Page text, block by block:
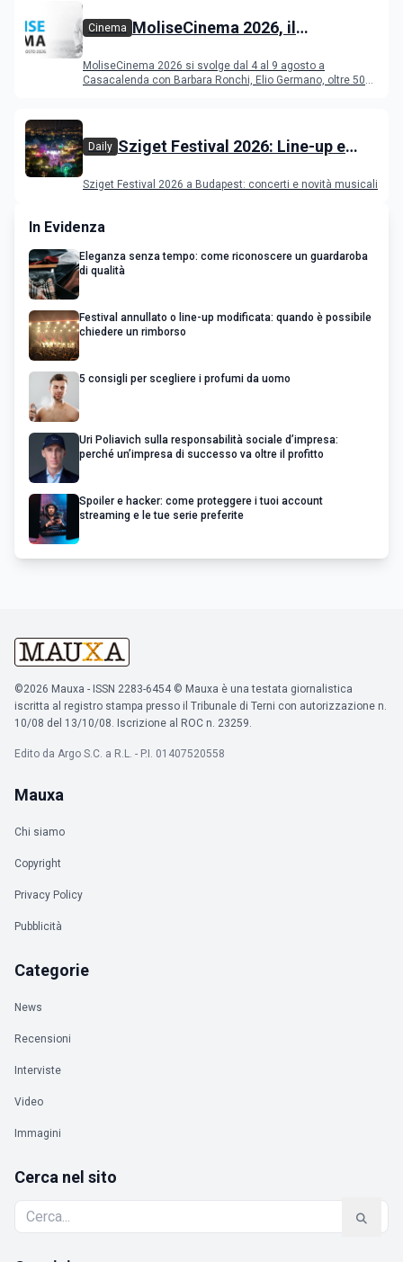
Cinema MoliseCinema 2026, il
MoliseCinema 2026 si svolge dal 4 al 9 agosto a
Casacalenda con Barbara Ronchi, Elio Germano, oltre 50
Daily Sziget Festival 2026: Line-up e
Sziget Festival 2026 a Budapest: concerti e novità musicali
In Evidenza
Eleganza senza tempo: come riconoscere un guardaroba
di qualità
Festival annullato o line-up modificata: quando è possibile
chiedere un rimborso
5 consigli per scegliere i profumi da uomo
Uri Poliavich sulla responsabilità sociale d’impresa:
perché un’impresa di successo va oltre il profitto
Spoiler e hacker: come proteggere i tuoi account
streaming e le tue serie preferite
©2026 Mauxa - ISSN 2283-6454 © Mauxa è una testata giornalistica
iscritta al registro stampa presso il Tribunale di Terni con autorizzazione n.
10/08 del 13/10/08. Iscrizione al ROC n. 23259.
Edito da Argo S.C. a R.L. - P.I. 01407520558
Mauxa
Chi siamo
Copyright
Privacy Policy
Pubblicità
Categorie
News
Recensioni
Interviste
Video
Immagini
Cerca nel sito